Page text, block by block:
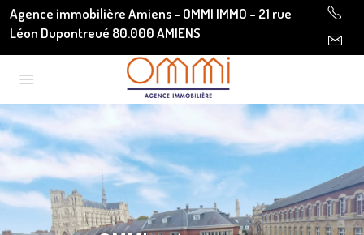
Agence immobilière Amiens - OMMI IMMO - 21 rue
Léon Dupontreué 80.000 AMIENS